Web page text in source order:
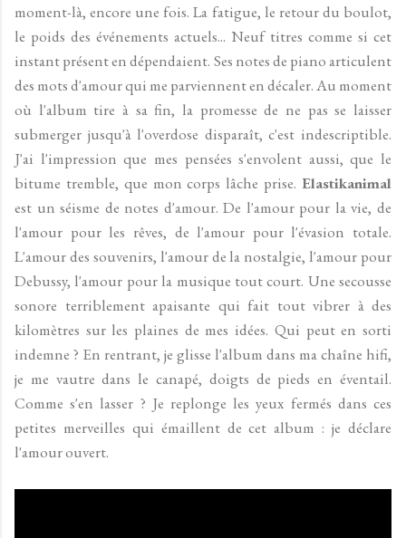
moment-là, encore une fois. La fatigue, le retour du boulot,
le poids des événements actuels... Neuf titres comme si cet
instant présent en dépendaient. Ses notes de piano articulent
des mots d'amour qui me parviennent en décaler. Au moment
où l'album tire à sa fin, la promesse de ne pas se laisser
submerger jusqu'à l'overdose disparaît, c'est indescriptible.
J'ai l'impression que mes pensées s'envolent aussi, que le
bitume tremble, que mon corps lâche prise. Elastikanimal
est un séisme de notes d'amour. De l'amour pour la vie, de
l'amour pour les rêves, de l'amour pour l'évasion totale.
L'amour des souvenirs, l'amour de la nostalgie, l'amour pour
Debussy, l'amour pour la musique tout court. Une secousse
sonore terriblement apaisante qui fait tout vibrer à des
kilomètres sur les plaines de mes idées. Qui peut en sorti
indemne ? En rentrant, je glisse l'album dans ma chaîne hifi,
je me vautre dans le canapé, doigts de pieds en éventail.
Comme s'en lasser ? Je replonge les yeux fermés dans ces
petites merveilles qui émaillent de cet album : je déclare
l'amour ouvert.